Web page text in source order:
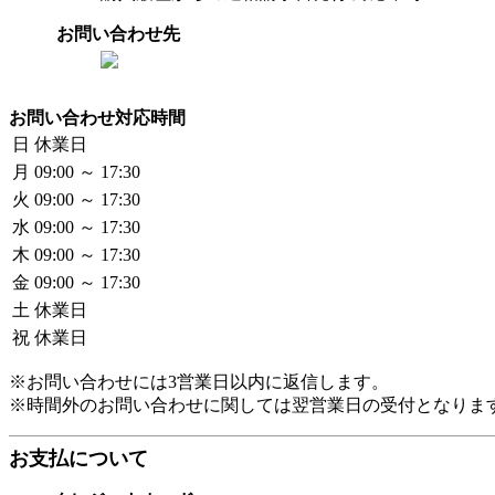
お問い合わせ先
お問い合わせ対応時間
日 休業日
月 09:00 ～ 17:30
火 09:00 ～ 17:30
水 09:00 ～ 17:30
木 09:00 ～ 17:30
金 09:00 ～ 17:30
土 休業日
祝 休業日
※お問い合わせには3営業日以内に返信します。
※時間外のお問い合わせに関しては翌営業日の受付となりま
お支払について